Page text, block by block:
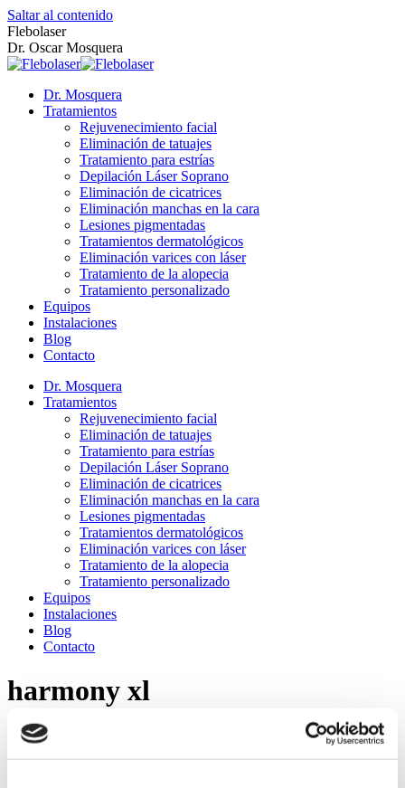
Saltar al contenido
Flebolaser
Dr. Oscar Mosquera
Dr. Mosquera
Tratamientos
Rejuvenecimiento facial
Eliminación de tatuajes
Tratamiento para estrías
Depilación Láser Soprano
Eliminación de cicatrices
Eliminación manchas en la cara
Lesiones pigmentadas
Tratamientos dermatológicos
Eliminación varices con láser
Tratamiento de la alopecia
Tratamiento personalizado
Equipos
Instalaciones
Blog
Contacto
Dr. Mosquera
Tratamientos
Rejuvenecimiento facial
Eliminación de tatuajes
Tratamiento para estrías
Depilación Láser Soprano
Eliminación de cicatrices
Eliminación manchas en la cara
Lesiones pigmentadas
Tratamientos dermatológicos
Eliminación varices con láser
Tratamiento de la alopecia
Tratamiento personalizado
Equipos
Instalaciones
Blog
Contacto
harmony xl
Estás aquí: